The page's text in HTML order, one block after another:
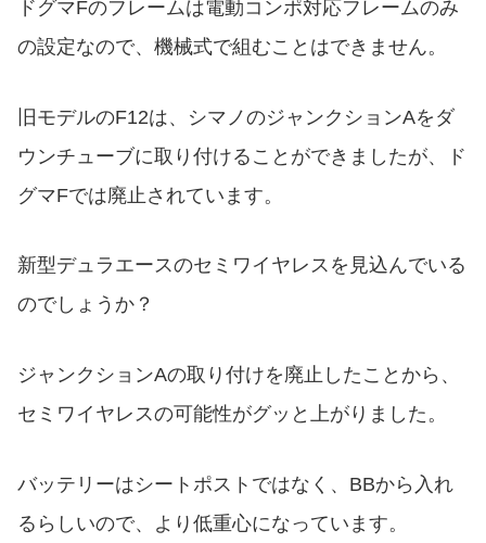
ドグマFのフレームは電動コンポ対応フレームのみ
の設定なので、機械式で組むことはできません。
旧モデルのF12は、シマノのジャンクションAをダ
ウンチューブに取り付けることができましたが、ド
グマFでは廃止されています。
新型デュラエースのセミワイヤレスを見込んでいる
のでしょうか？
ジャンクションAの取り付けを廃止したことから、
セミワイヤレスの可能性がグッと上がりました。
バッテリーはシートポストではなく、BBから入れ
るらしいので、より低重心になっています。